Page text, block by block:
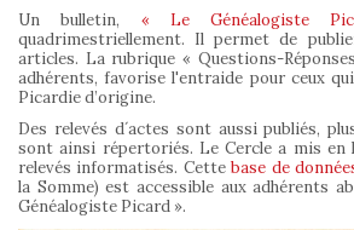
Un bulletin, « Le Généalogiste
quadrimestriellement. Il permet de
articles. La rubrique « Questions-
adhérents, favorise l'entraide pour ceux
Picardie d’origine.
Des relevés d´actes sont aussi publiés,
sont ainsi répertoriés. Le Cercle a mis en
relevés informatisés. Cettebase de
la Somme) est accessible aux adhérents
Généalogiste Picard ».